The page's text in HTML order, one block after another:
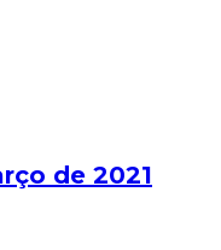
de 2021